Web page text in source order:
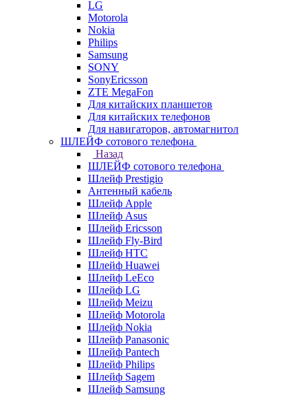
LG
Motorola
Nokia
Philips
Samsung
SONY
SonyEricsson
ZTE MegaFon
Для китайских планшетов
Для китайских телефонов
Для навигаторов, автомагнитол
ШЛЕЙФ сотового телефона
Назад
ШЛЕЙФ сотового телефона
Шлейф Prestigio
Антенный кабель
Шлейф Apple
Шлейф Asus
Шлейф Ericsson
Шлейф Fly-Bird
Шлейф HTC
Шлейф Huawei
Шлейф LeEco
Шлейф LG
Шлейф Meizu
Шлейф Motorola
Шлейф Nokia
Шлейф Panasonic
Шлейф Pantech
Шлейф Philips
Шлейф Sagem
Шлейф Samsung